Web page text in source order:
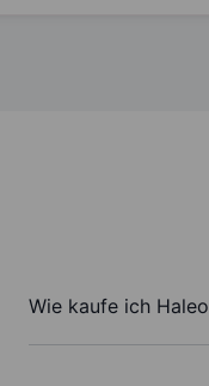
Wie kaufe ich